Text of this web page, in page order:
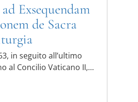
Exsequendam
de Sacra
in seguito all’ultimo
al Concilio Vaticano II,